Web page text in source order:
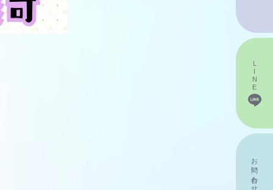
LINE
お問い
合わせ